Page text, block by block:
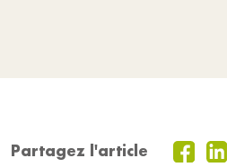
Partagez l'article